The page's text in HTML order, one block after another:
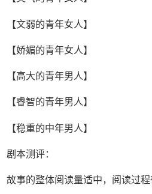
【文弱的青年女人】
【娇媚的青年女人】
【高大的青年男人】
【睿智的青年男人】
【稳重的中年男人】
剧本测评：
故事的整体阅读量适中，阅读过